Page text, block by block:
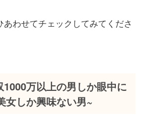
わせてチェックしてみてくださ
1000万以上の男しか眼中に
女しか興味ない男~